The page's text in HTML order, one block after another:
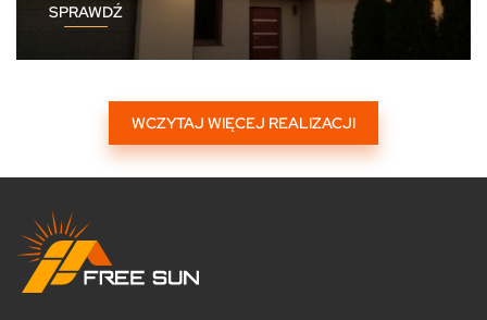
SPRAWDŹ
WCZYTAJ WIĘCEJ REALIZACJI